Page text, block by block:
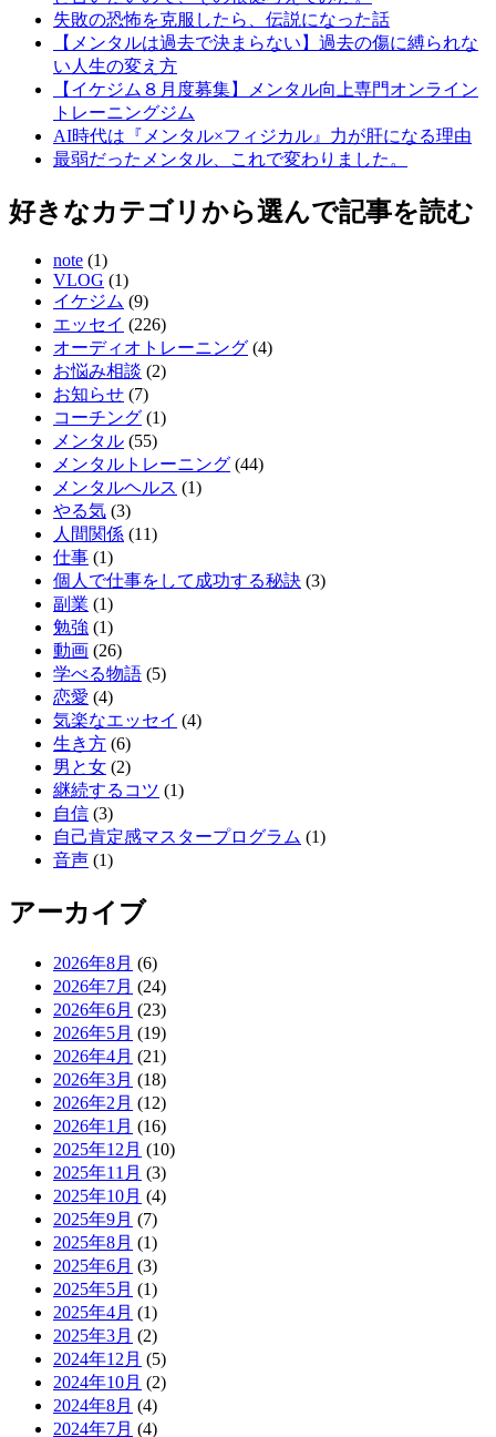
失敗の恐怖を克服したら、伝説になった話
【メンタルは過去で決まらない】過去の傷に縛られな
い人生の変え方
【イケジム８月度募集】メンタル向上専門オンライン
トレーニングジム
AI時代は『メンタル×フィジカル』力が肝になる理由
最弱だったメンタル、これで変わりました。
好きなカテゴリから選んで記事を読む
note (1)
VLOG (1)
イケジム (9)
エッセイ (226)
オーディオトレーニング (4)
お悩み相談 (2)
お知らせ (7)
コーチング (1)
メンタル (55)
メンタルトレーニング (44)
メンタルヘルス (1)
やる気 (3)
人間関係 (11)
仕事 (1)
個人で仕事をして成功する秘訣 (3)
副業 (1)
勉強 (1)
動画 (26)
学べる物語 (5)
恋愛 (4)
気楽なエッセイ (4)
生き方 (6)
男と女 (2)
継続するコツ (1)
自信 (3)
自己肯定感マスタープログラム (1)
音声 (1)
アーカイブ
2026年8月 (6)
2026年7月 (24)
2026年6月 (23)
2026年5月 (19)
2026年4月 (21)
2026年3月 (18)
2026年2月 (12)
2026年1月 (16)
2025年12月 (10)
2025年11月 (3)
2025年10月 (4)
2025年9月 (7)
2025年8月 (1)
2025年6月 (3)
2025年5月 (1)
2025年4月 (1)
2025年3月 (2)
2024年12月 (5)
2024年10月 (2)
2024年8月 (4)
2024年7月 (4)